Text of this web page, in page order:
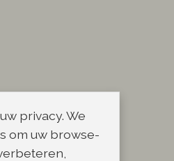
privacy. We
om uw browse-